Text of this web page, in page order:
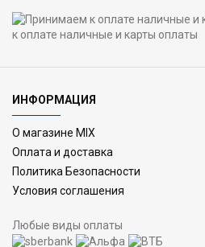
к оплате наличные и карты оплаты
ИНФОРМАЦИЯ
О магазине MIX
Оплата и доставка
Политика Безопасности
Условия соглашения
Любые виды оплаты